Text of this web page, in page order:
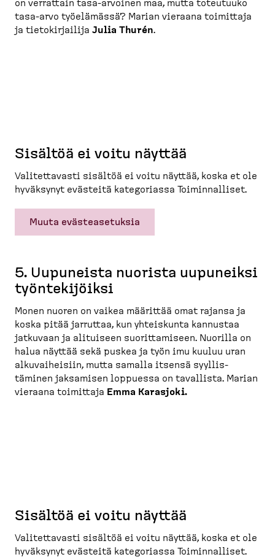
on verrattain tasa-​arvoinen maa, mutta toteutuuko
tasa-​arvo työelämässä? Marian vieraana toimittaja
ja tietokir­jailija Julia Thurén.
Sisältöä ei voitu näyttää
Valitet­tavasti sisältöä ei voitu näyttää, koska et ole
hyväksynyt evästeitä katego­riassa Toimin­nalliset.
Muuta evästeasetuksia
5. Uupuneista nuorista uupuneiksi
työnte­ki­jöiksi
Monen nuoren on vaikea määrittää omat rajansa ja
koska pitää jarruttaa, kun yhteiskunta kannustaa
jatkuvaan ja alituiseen suorit­ta­miseen. Nuorilla on
halua näyttää sekä puskea ja työn imu kuuluu uran
alkuvai­heisiin, mutta samalla itsensä syyllis­
täminen jaksamisen loppuessa on tavallista. Marian
vieraana toimittaja Emma Karasjoki.
Sisältöä ei voitu näyttää
Valitet­tavasti sisältöä ei voitu näyttää, koska et ole
hyväksynyt evästeitä katego­riassa Toimin­nalliset.